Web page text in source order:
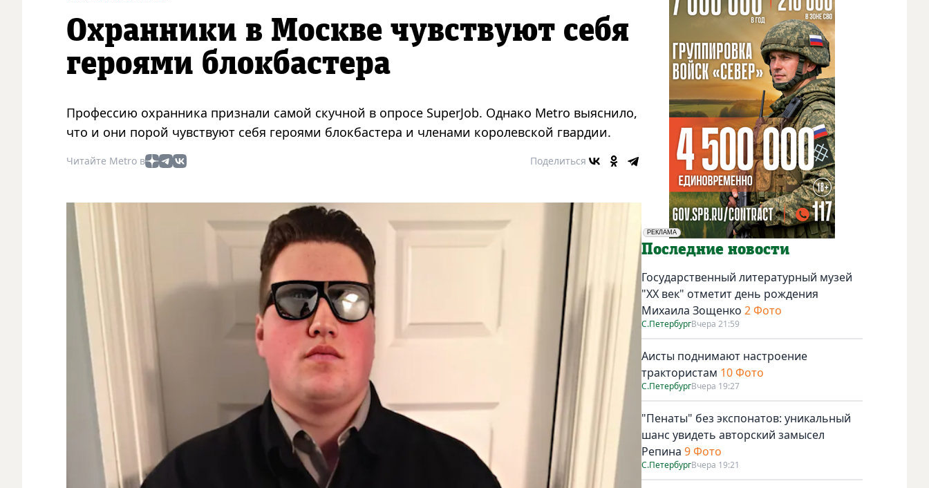
Охранники в Москве чувствуют себя
героями блокбастера
Профессию охранника признали самой скучной в опросе SuperJob. Однако Metro выяснило,
что и они порой чувствуют себя героями блокбастера и членами королевской гвардии.
Читайте Metro в Поделиться
РЕКЛАМА
Социальная реклама
Последние новости
Государственный литературный музей
"ХХ век" отметит день рождения
Михаила Зощенко 2 Фото
С.ПетербургВчера 21:59
Аисты поднимают настроение
трактористам 10 Фото
С.ПетербургВчера 19:27
"Пенаты" без экспонатов: уникальный
шанс увидеть авторский замысел
Репина 9 Фото
С.ПетербургВчера 19:21